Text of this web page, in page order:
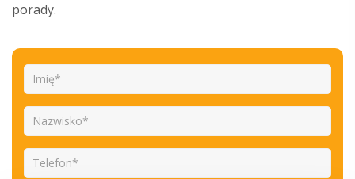
porady.